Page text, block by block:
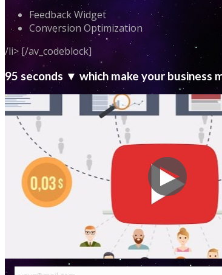
Feedback Widget
Conversion Optimization
/li> [/av_codeblock]
95 seconds ▼ which make your business